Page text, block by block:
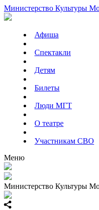
Министерство Культуры
Афиша
Спектакли
Детям
Билеты
Люди МГТ
О театре
Участникам СВО
Меню
Министерство Культуры